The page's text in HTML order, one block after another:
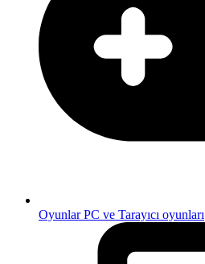
OyunlarPC ve Tarayıcı oyunları